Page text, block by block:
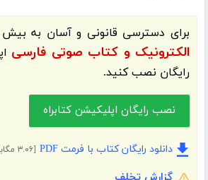
برای دسترسی قانونی و آسان به بیش
الکترونیک و کتاب صوتی فارسی
رایگان نصب کنید.
نصب رایگان اپلیکیشن کتابراه
دانلود رایگان کتاب با فرمت PDF [۳.۰۶ مگابایت]